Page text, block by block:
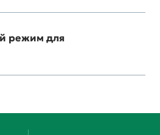
режим для